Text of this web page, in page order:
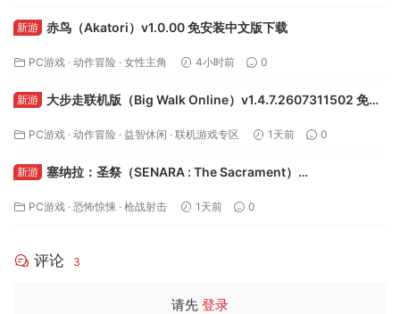
新游 赤鸟（Akatori）v1.0.00 免安装中文版下载
PC游戏 · 动作冒险 · 女性主角 4小时前 0
新游
大步走联机版（Big Walk Online）v1.4.7.2607311502 免安
PC游戏 · 动作冒险 · 益智休闲 · 联机游戏专区 1天前 0
新游 塞纳拉：圣祭（SENARA : The Sacrament）
PC游戏 · 恐怖惊悚 · 枪战射击 1天前 0
评论 3
请先 登录